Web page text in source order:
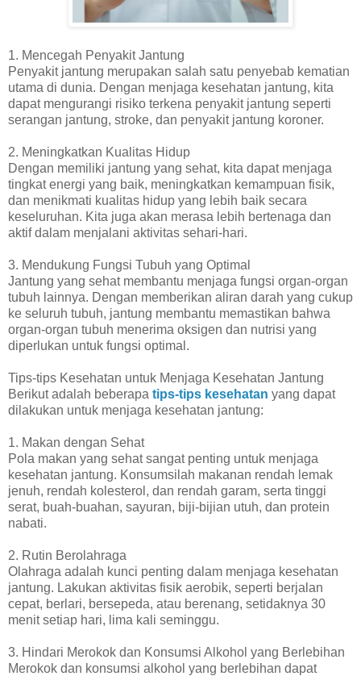
1. Mencegah Penyakit Jantung
Penyakit jantung merupakan salah satu penyebab kematian
utama di dunia. Dengan menjaga kesehatan jantung, kita
dapat mengurangi risiko terkena penyakit jantung seperti
serangan jantung, stroke, dan penyakit jantung koroner.
2. Meningkatkan Kualitas Hidup
Dengan memiliki jantung yang sehat, kita dapat menjaga
tingkat energi yang baik, meningkatkan kemampuan fisik,
dan menikmati kualitas hidup yang lebih baik secara
keseluruhan. Kita juga akan merasa lebih bertenaga dan
aktif dalam menjalani aktivitas sehari-hari.
3. Mendukung Fungsi Tubuh yang Optimal
Jantung yang sehat membantu menjaga fungsi organ-organ
tubuh lainnya. Dengan memberikan aliran darah yang cukup
ke seluruh tubuh, jantung membantu memastikan bahwa
organ-organ tubuh menerima oksigen dan nutrisi yang
diperlukan untuk fungsi optimal.
Tips-tips Kesehatan untuk Menjaga Kesehatan Jantung
Berikut adalah beberapa tips-tips kesehatan yang dapat
dilakukan untuk menjaga kesehatan jantung:
1. Makan dengan Sehat
Pola makan yang sehat sangat penting untuk menjaga
kesehatan jantung. Konsumsilah makanan rendah lemak
jenuh, rendah kolesterol, dan rendah garam, serta tinggi
serat, buah-buahan, sayuran, biji-bijian utuh, dan protein
nabati.
2. Rutin Berolahraga
Olahraga adalah kunci penting dalam menjaga kesehatan
jantung. Lakukan aktivitas fisik aerobik, seperti berjalan
cepat, berlari, bersepeda, atau berenang, setidaknya 30
menit setiap hari, lima kali seminggu.
3. Hindari Merokok dan Konsumsi Alkohol yang Berlebihan
Merokok dan konsumsi alkohol yang berlebihan dapat